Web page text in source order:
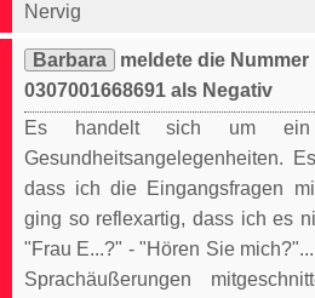
Nervig
Barbara
meldete die Nummer
0307001668691 als Negativ
Es handelt sich um ein
Gesundheitsangelegenheiten.
dass ich die Eingangsfragen
ging so reflexartig, dass ich es
"Frau E...?" - "Hören Sie
Sprachäußerungen